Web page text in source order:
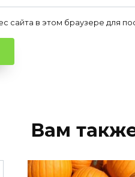
сайта в этом браузере для
Вам